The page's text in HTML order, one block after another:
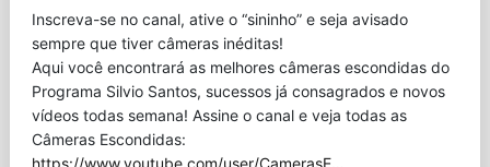
Inscreva-se no canal, ative o “sininho” e seja avisado
sempre que tiver câmeras inéditas!
Aqui você encontrará as melhores câmeras escondidas do
Programa Silvio Santos, sucessos já consagrados e novos
vídeos todas semana! Assine o canal e veja todas as
Câmeras Escondidas:
https://www.youtube.com/user/CamerasE…